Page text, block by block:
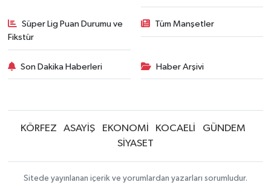
Süper Lig Puan Durumu ve
Fikstür
Tüm Manşetler
Son Dakika Haberleri Haber Arşivi
KÖRFEZ ASAYİŞ EKONOMİ KOCAELİ
GÜNDEM
SİYASET
Sitede yayınlanan içerik ve yorumlardan yazarları sorumludur.